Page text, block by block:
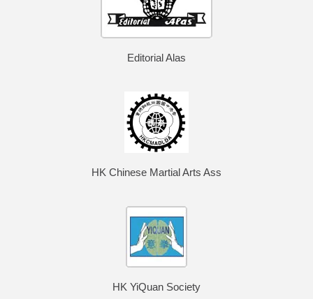
Editorial Alas
HK Chinese Martial Arts Ass
HK YiQuan Society